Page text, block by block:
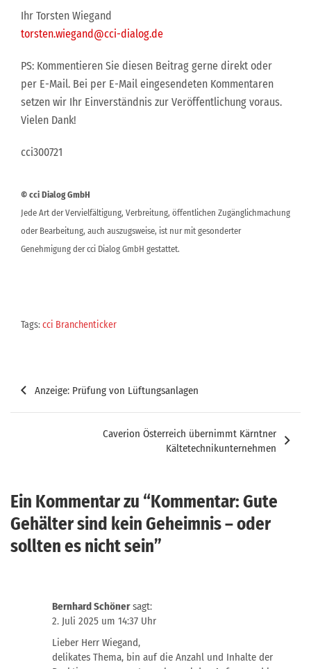
Ihr Torsten Wiegand
torsten.wiegand@cci-dialog.de
PS: Kommentieren Sie diesen Beitrag gerne direkt oder
per E-Mail. Bei per E-Mail eingesendeten Kommentaren
setzen wir Ihr Einverständnis zur Veröffentlichung voraus.
Vielen Dank!
cci300721
© cci Dialog GmbH
Jede Art der Vervielfältigung, Verbreitung, öffentlichen Zugänglichmachung
oder Bearbeitung, auch auszugsweise, ist nur mit gesonderter
Genehmigung der cci Dialog GmbH gestattet.
Tags:cci Branchenticker
Beitragsnavigation
Anzeige: Prüfung von Lüftungsanlagen
Caverion Österreich übernimmt Kärntner
Kältetechnikunternehmen
Ein Kommentar zu “Kommentar: Gute
Gehälter sind kein Geheimnis – oder
sollten es nicht sein”
Bernhard Schöner sagt:
2. Juli 2025 um 14:37 Uhr
Lieber Herr Wiegand,
delikates Thema, bin auf die Anzahl und Inhalte der